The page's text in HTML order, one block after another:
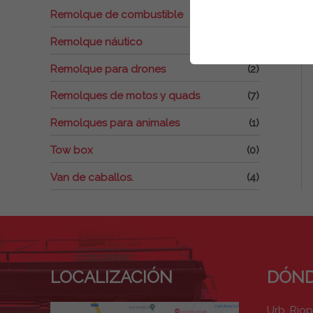
Remolque de combustible
Remolque náutico
Remolque para drones (2)
Remolques de motos y quads (7)
Remolques para animales (1)
Tow box (0)
Van de caballos. (4)
LOCALIZACIÓN
Urb.